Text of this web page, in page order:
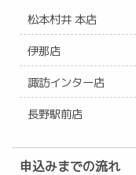
松本村井 本店
伊那店
諏訪インター店
長野駅前店
申込みまでの流れ